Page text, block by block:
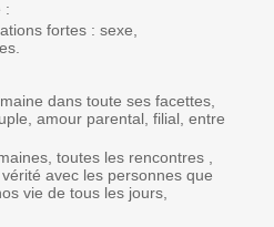
:
fortes : sexe,
dans toute ses facettes,
amour parental, filial, entre
toutes les rencontres ,
avec les personnes que
vie de tous les jours,